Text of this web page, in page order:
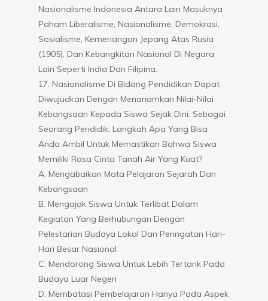
Nasionalisme Indonesia Antara Lain Masuknya
Paham Liberalisme, Nasionalisme, Demokrasi,
Sosialisme, Kemenangan Jepang Atas Rusia
(1905), Dan Kebangkitan Nasional Di Negara
Lain Seperti India Dan Filipina.
17. Nasionalisme Di Bidang Pendidikan Dapat
Diwujudkan Dengan Menanamkan Nilai-Nilai
Kebangsaan Kepada Siswa Sejak Dini. Sebagai
Seorang Pendidik, Langkah Apa Yang Bisa
Anda Ambil Untuk Memastikan Bahwa Siswa
Memiliki Rasa Cinta Tanah Air Yang Kuat?
A. Mengabaikan Mata Pelajaran Sejarah Dan
Kebangsaan
B. Mengajak Siswa Untuk Terlibat Dalam
Kegiatan Yang Berhubungan Dengan
Pelestarian Budaya Lokal Dan Peringatan Hari-
Hari Besar Nasional
C. Mendorong Siswa Untuk Lebih Tertarik Pada
Budaya Luar Negeri
D. Membatasi Pembelajaran Hanya Pada Aspek